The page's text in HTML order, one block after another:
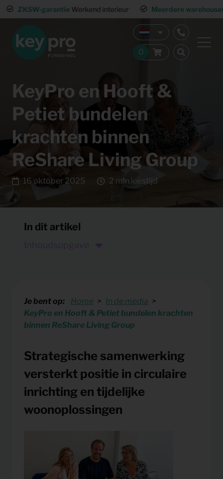
garantieWerkend interieur Meerdere warehouses
KeyPro en Hooft &
Petiet bundelen
krachten binnen
ReShare Living Group
16 oktober 2025 2 min leestijd
In dit artikel
Voorbereid op 2030: circulair wordt de norm
Samen versnellen we de transitie
Over KeyPro
Je bent op: Home
In de media
KeyPro en Hooft & Petiet bundelen krachten
binnen ReShare Living Group
Strategische samenwerking
versterkt positie in circulaire
inrichting en tijdelijke
woonoplossingen